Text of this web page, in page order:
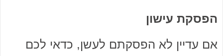
הפסקת עישון
אם עדיין לא הפסקתם לעשן, כדאי לכם